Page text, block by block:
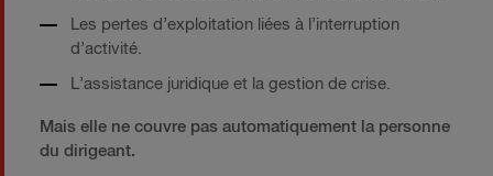
Les pertes d’exploitation liées à l’interruption
d’activité.
L’assistance juridique et la gestion de crise.
Mais elle ne couvre pas automatiquement la personne
du dirigeant.